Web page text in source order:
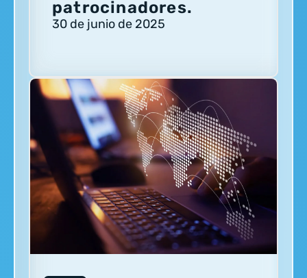
patrocinadores.
30 de junio de 2025